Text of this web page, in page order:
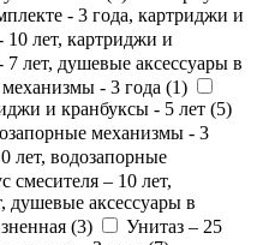
- 3 года, картриджи и
10 лет, картриджи и
7 лет, душевые аксессуары в
- 3 года (1)
и кранбуксы - 5 лет (5)
механизмы - 3
лет, водозапорные
смесителя – 10 лет,
душевые аксессуары в
(3)
Унитаз – 25